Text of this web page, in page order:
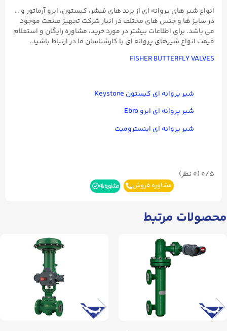
انواع شیر های پروانه ای از برند های فیشر، کیستون، ابرو آرماتور و …
در سایز ها و جنس های مختلف در انبار شرکت تجهیز صنعت موجود
می باشد. برای اطلاعات بیشتر در مورد خرید، مشاوره رایگان و استعلام
قیمت انواع شیرهای پروانه ای با کارشناسان ما در ارتباط باشید.
FISHER BUTTERFLY VALVES
شیر پروانه ای کیستون Keystone
شیر پروانه ای ابرو Ebro
شیر پروانه‌ ای اینسترومیت
0/5 (۰ نظر)
مشاوره فروش مشاوره بله
محصولات مرتبط